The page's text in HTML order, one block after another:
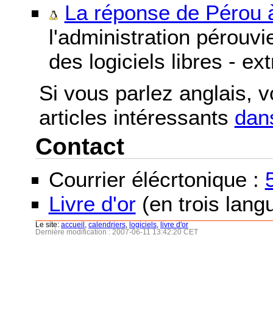
La réponse de Pérou
l'administration
des logiciels libres -
Si vous parlez anglais,
articles intéressants
Contact
Courrier élécrtonique :
Livre d'or (en trois
Le site: accueil calendriers logiciels
livre d'or
Dernière modification : 2007-06-11 13:42:20 CET